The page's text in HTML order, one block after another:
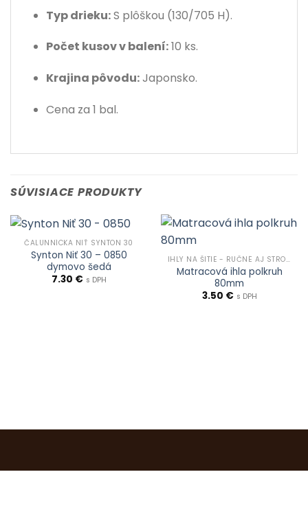
Typ drieku:S plôškou (130/705 H).
Počet kusov v balení:10 ks.
Krajina pôvodu:Japonsko.
Cena za 1 bal.
SÚVISIACE PRODUKTY
ČALUNNÍCKA NIŤ SYNTON 30
Synton Niť 30 – 0850
dymovo šedá
7.30 € s DPH
IHLY NA ŠITIE - RUČNÉ AJ STROJOVÉ
Matracová ihla polkruh
80mm
3.50 € s DPH